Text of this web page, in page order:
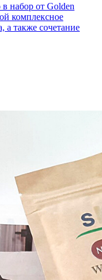
набор от Golden
комплексное
а также сочетание